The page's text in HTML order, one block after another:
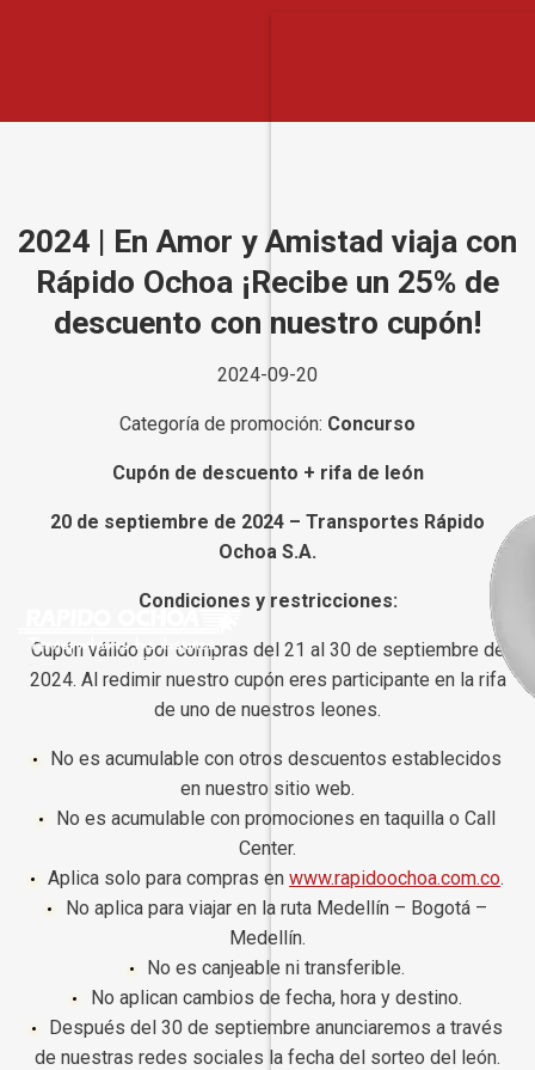
2024 | En Amor y Amistad viaja con
Rápido Ochoa ¡Recibe un 25% de
descuento con nuestro cupón!
2024-09-20
Categoría de promoción: Concurso
Cupón de descuento + rifa de león
20 de septiembre de 2024 – Transportes Rápido
Ochoa S.A.
Condiciones y restricciones:
Cupón válido por compras del 21 al 30 de septiembre de
2024. Al redimir nuestro cupón eres participante en la rifa
de uno de nuestros leones.
No es acumulable con otros descuentos establecidos
en nuestro sitio web.
No es acumulable con promociones en taquilla o Call
Center.
Aplica solo para compras enwww.rapidoochoa.com.co.
No aplica para viajar en la ruta Medellín – Bogotá –
Medellín.
No es canjeable ni transferible.
No aplican cambios de fecha, hora y destino.
Después del 30 de septiembre anunciaremos a través
de nuestras redes sociales la fecha del sorteo del león.